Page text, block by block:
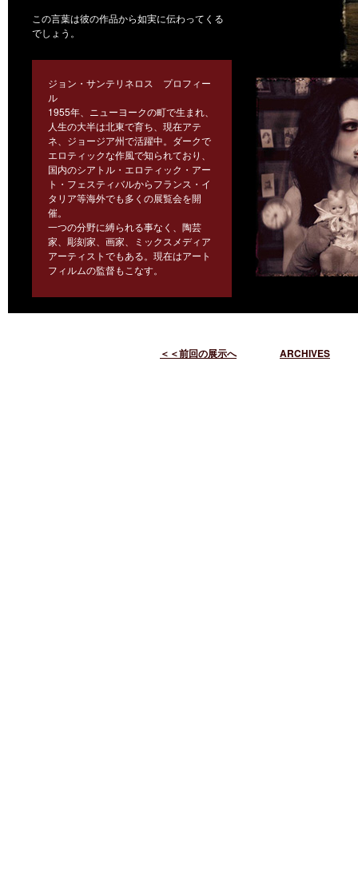
この言葉は彼の作品から如実に伝わってくる
でしょう。
ジョン・サンテリネロス プロフィー
ル
1955年、ニューヨークの町で生まれ、
人生の大半は北東で育ち、現在アテ
ネ、ジョージア州で活躍中。ダークで
エロティックな作風で知られており、
国内のシアトル・エロティック・アー
ト・フェスティバルからフランス・イ
タリア等海外でも多くの展覧会を開
催。
一つの分野に縛られる事なく、陶芸
家、彫刻家、画家、ミックスメディア
アーティストでもある。現在はアート
フィルムの監督もこなす。
＜＜前回の展示へ ARCHIVES